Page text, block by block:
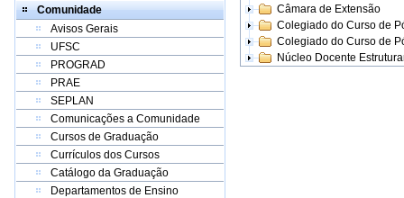
Comunidade
Avisos Gerais
UFSC
PROGRAD
PRAE
SEPLAN
Comunicações a Comunidade
Cursos de Graduação
Currículos dos Cursos
Catálogo da Graduação
Departamentos de Ensino
Câmara de Extensão
Colegiado do Curso de
Colegiado do Curso de
Núcleo Docente